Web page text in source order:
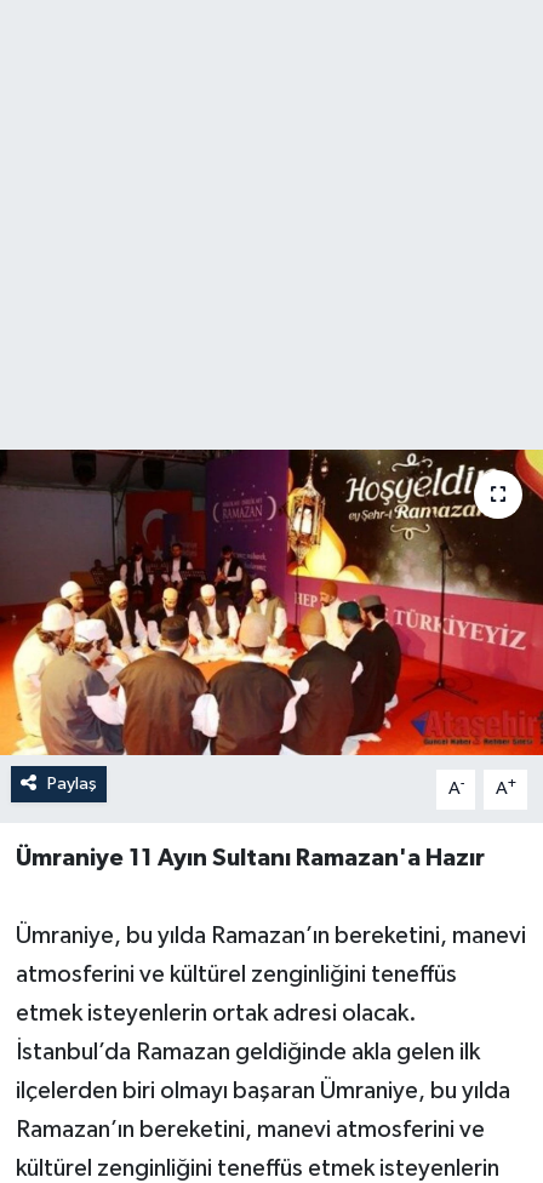
Paylaş A- A+
Ümraniye 11 Ayın Sultanı Ramazan'a Hazır
Ümraniye, bu yılda Ramazan’ın bereketini, manevi
atmosferini ve kültürel zenginliğini teneffüs
etmek isteyenlerin ortak adresi olacak.
İstanbul’da Ramazan geldiğinde akla gelen ilk
ilçelerden biri olmayı başaran Ümraniye, bu yılda
Ramazan’ın bereketini, manevi atmosferini ve
kültürel zenginliğini teneffüs etmek isteyenlerin